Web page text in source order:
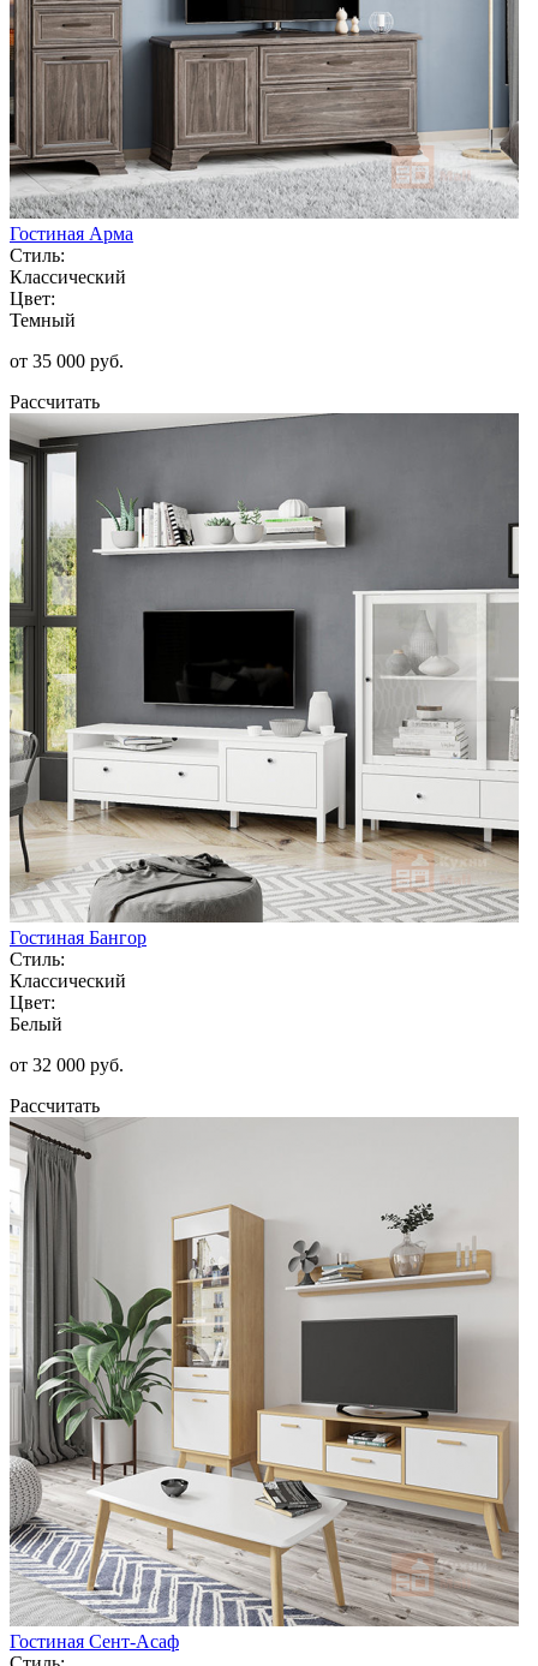
Гостиная Арма
Стиль:
Классический
Цвет:
Темный
от 35 000 руб.
Рассчитать
Гостиная Бангор
Стиль:
Классический
Цвет:
Белый
от 32 000 руб.
Рассчитать
Гостиная Сент-Асаф